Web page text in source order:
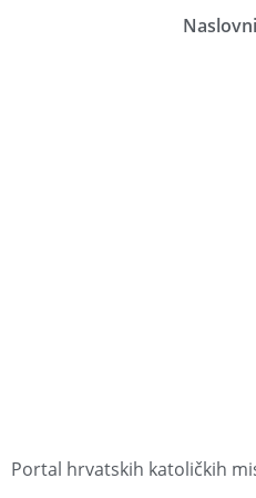
Portal hrvatskih katoličkih